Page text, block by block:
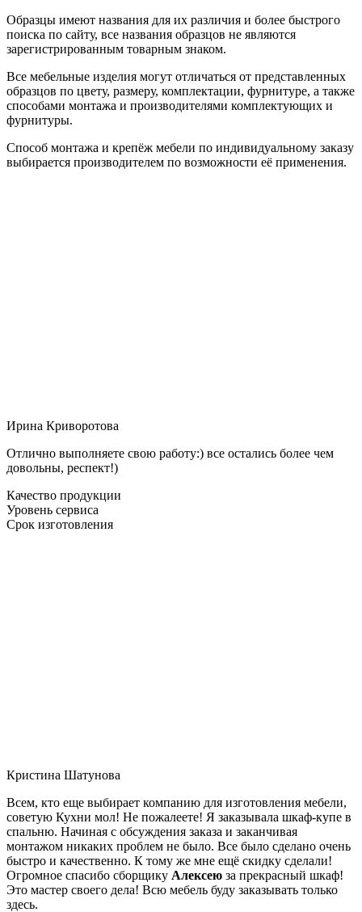
Образцы имеют названия для их различия и более быстрого
поиска по сайту, все названия образцов не являются
зарегистрированным товарным знаком.
Все мебельные изделия могут отличаться от представленных
образцов по цвету, размеру, комплектации, фурнитуре, а также
способами монтажа и производителями комплектующих и
фурнитуры.
Способ монтажа и крепёж мебели по индивидуальному заказу
выбирается производителем по возможности её применения.
Ирина Криворотова
Отлично выполняете свою работу:) все остались более чем
довольны, респект!)
Качество продукции
Уровень сервиса
Срок изготовления
Кристина Шатунова
Всем, кто еще выбирает компанию для изготовления мебели,
советую Кухни мол! Не пожалеете! Я заказывала шкаф-купе в
спальню. Начиная с обсуждения заказа и заканчивая
монтажом никаких проблем не было. Все было сделано очень
быстро и качественно. К тому же мне ещё скидку сделали!
Огромное спасибо сборщику Алексею за прекрасный шкаф!
Это мастер своего дела! Всю мебель буду заказывать только
здесь.